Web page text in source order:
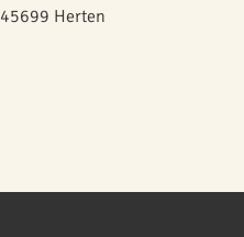
Herten